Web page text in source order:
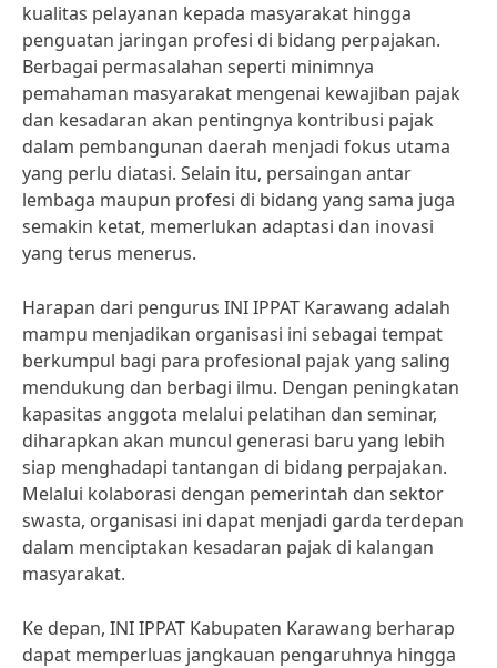
kualitas pelayanan kepada masyarakat hingga
penguatan jaringan profesi di bidang perpajakan.
Berbagai permasalahan seperti minimnya
pemahaman masyarakat mengenai kewajiban pajak
dan kesadaran akan pentingnya kontribusi pajak
dalam pembangunan daerah menjadi fokus utama
yang perlu diatasi. Selain itu, persaingan antar
lembaga maupun profesi di bidang yang sama juga
semakin ketat, memerlukan adaptasi dan inovasi
yang terus menerus.
Harapan dari pengurus INI IPPAT Karawang adalah
mampu menjadikan organisasi ini sebagai tempat
berkumpul bagi para profesional pajak yang saling
mendukung dan berbagi ilmu. Dengan peningkatan
kapasitas anggota melalui pelatihan dan seminar,
diharapkan akan muncul generasi baru yang lebih
siap menghadapi tantangan di bidang perpajakan.
Melalui kolaborasi dengan pemerintah dan sektor
swasta, organisasi ini dapat menjadi garda terdepan
dalam menciptakan kesadaran pajak di kalangan
masyarakat.
Ke depan, INI IPPAT Kabupaten Karawang berharap
dapat memperluas jangkauan pengaruhnya hingga